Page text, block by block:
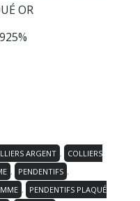
OR
ARGENT ,
COLLIERS
, PENDENTIFS ,
,
PENDENTIFS PLAQUÉ